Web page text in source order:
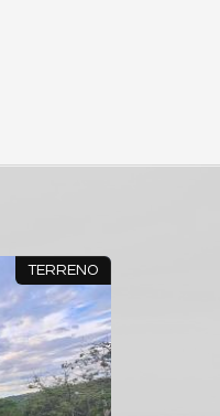
TERRENO